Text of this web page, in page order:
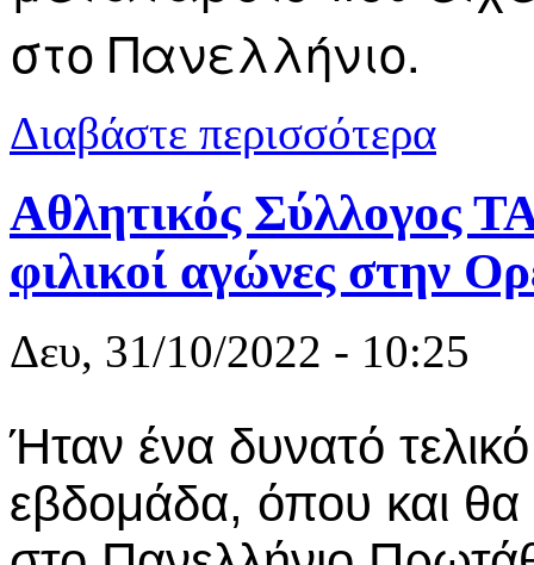
στο Πανελλήνιο.
Διαβάστε περισσότερα
Αθλητικός
φιλικοί αγώνες στην
Δευ, 31/10/2022 - 10:25
Ήταν ένα δυνατό
εβδομάδα, όπου και θα